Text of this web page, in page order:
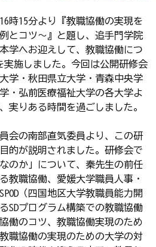
時15分より『教職協働の実現を
とコツ～』と題し、追手門学院
学へお迎えして、教職協働につ
実施しました。今回は公開研修会
学・秋田県立大学・青森中央学
・弘前医療福祉大学の各大学よ
実りある時間を過ごしました。
会の南部直気委員より、この研
的が説明されました。研修会で
のか」について、秦先生の前任
教職協働、愛媛大学職員人事・
（四国地区大学教職員能力開
SDプログラム構築での教職協働
働のコツ、教職協働実現のため
職協働の実現のための大学の対